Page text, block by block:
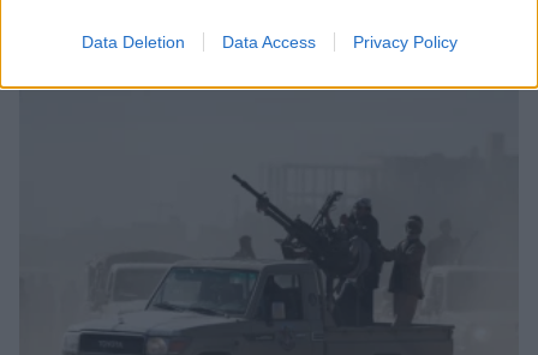
Data Deletion Data Access Privacy Policy